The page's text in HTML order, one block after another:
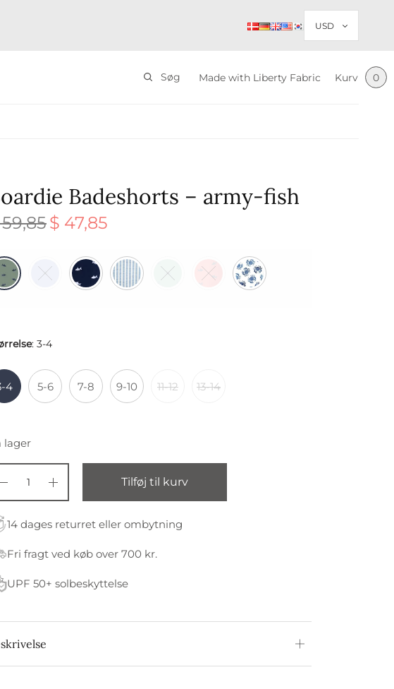
Søg Made with Liberty Fabric Kurv 0
Badeshorts – army-fish
Den
oprindelige
$ 59,85.
$ 47,85
$ 47,85.
: 3-4
4 5-6 7-8 9-10 11-12 13-14
lager
Tilføj til kurv
14 dages returret eller ombytning
Fri fragt ved køb over 700 kr.
UPF 50+ solbeskyttelse